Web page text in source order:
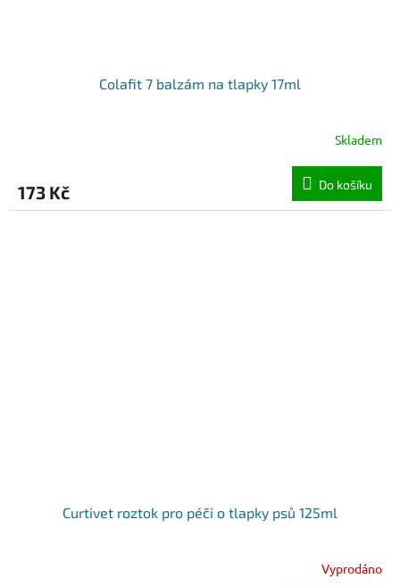
Colafit 7 balzám na tlapky 17ml
Skladem
173 Kč Do košíku
Curtivet roztok pro péči o tlapky psů 125ml
Vyprodáno